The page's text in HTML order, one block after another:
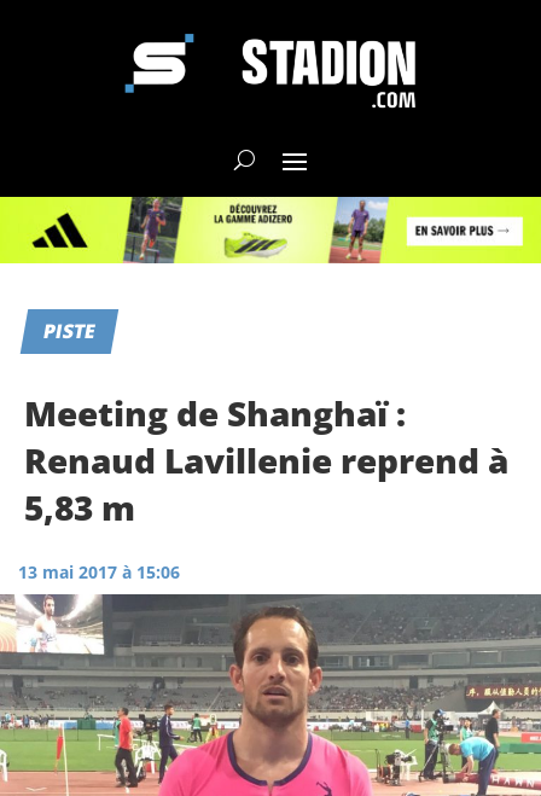
PISTE
Meeting de Shanghaï :
Renaud Lavillenie reprend à
5,83 m
13 mai 2017 à 15:06